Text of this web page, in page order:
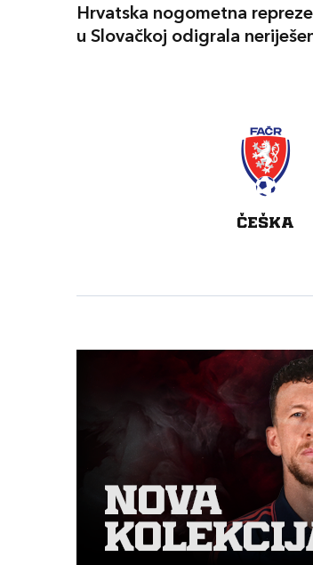
Hrvatska nogometna
u Slovačkoj odigrala
ČEŠKA